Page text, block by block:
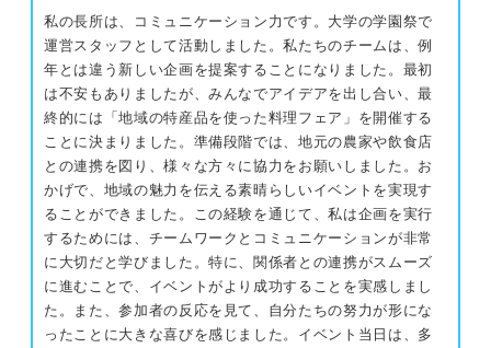
私の長所は、コミュニケーション力です。大学の学園祭で
運営スタッフとして活動しました。私たちのチームは、例
年とは違う新しい企画を提案することになりました。最初
は不安もありましたが、みんなでアイデアを出し合い、最
終的には「地域の特産品を使った料理フェア」を開催する
ことに決まりました。準備段階では、地元の農家や飲食店
との連携を図り、様々な方々に協力をお願いしました。お
かげで、地域の魅力を伝える素晴らしいイベントを実現す
ることができました。この経験を通じて、私は企画を実行
するためには、チームワークとコミュニケーションが非常
に大切だと学びました。特に、関係者との連携がスムーズ
に進むことで、イベントがより成功することを実感しまし
た。また、参加者の反応を見て、自分たちの努力が形にな
ったことに大きな喜びを感じました。イベント当日は、多